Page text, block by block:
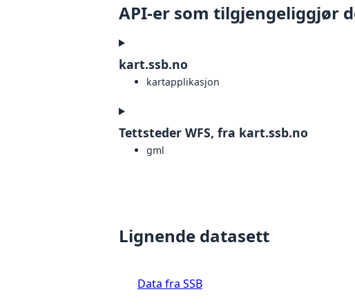
API-er som tilgjengeliggjør
kart.ssb.no
kartapplikasjon
Tettsteder WFS, fra kart.ssb.no
gml
Lignende datasett
Data fra SSB